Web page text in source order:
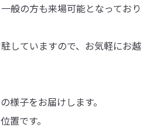
般の方も来場可能となっており
していますので、お気軽にお越
様子をお届けします。
置です。